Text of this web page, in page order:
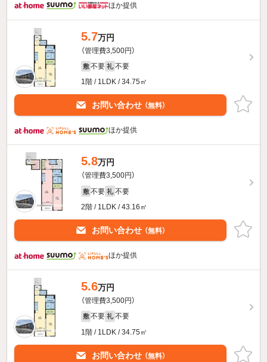
ほか提供
5.7万円
（管理費3,500円）
敷 不要 礼 不要
1階 / 1LDK / 34.75㎡
お問い合わせ （無料）
ほか提供
5.8万円
（管理費3,500円）
敷 不要 礼 不要
2階 / 1LDK / 43.16㎡
お問い合わせ （無料）
ほか提供
5.6万円
（管理費3,500円）
敷 不要 礼 不要
1階 / 1LDK / 34.75㎡
お問い合わせ （無料）